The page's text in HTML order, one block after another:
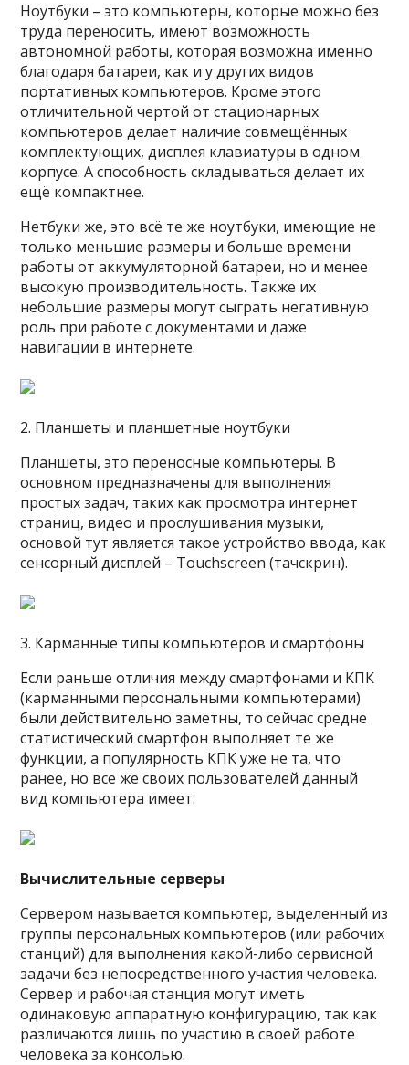
Ноутбуки – это компьютеры, которые можно без
труда переносить, имеют возможность
автономной работы, которая возможна именно
благодаря батареи, как и у других видов
портативных компьютеров. Кроме этого
отличительной чертой от стационарных
компьютеров делает наличие совмещённых
комплектующих, дисплея клавиатуры в одном
корпусе. А способность складываться делает их
ещё компактнее.
Нетбуки же, это всё те же ноутбуки, имеющие не
только меньшие размеры и больше времени
работы от аккумуляторной батареи, но и менее
высокую производительность. Также их
небольшие размеры могут сыграть негативную
роль при работе с документами и даже
навигации в интернете.
2. Планшеты и планшетные ноутбуки
Планшеты, это переносные компьютеры. В
основном предназначены для выполнения
простых задач, таких как просмотра интернет
страниц, видео и прослушивания музыки,
основой тут является такое устройство ввода, как
сенсорный дисплей – Touchscreen (тачскрин).
3. Карманные типы компьютеров и смартфоны
Если раньше отличия между смартфонами и КПК
(карманными персональными компьютерами)
были действительно заметны, то сейчас средне
статистический смартфон выполняет те же
функции, а популярность КПК уже не та, что
ранее, но все же своих пользователей данный
вид компьютера имеет.
Вычислительные серверы
Сервером называется компьютер, выделенный из
группы персональных компьютеров (или рабочих
станций) для выполнения какой-либо сервисной
задачи без непосредственного участия человека.
Сервер и рабочая станция могут иметь
одинаковую аппаратную конфигурацию, так как
различаются лишь по участию в своей работе
человека за консолью.